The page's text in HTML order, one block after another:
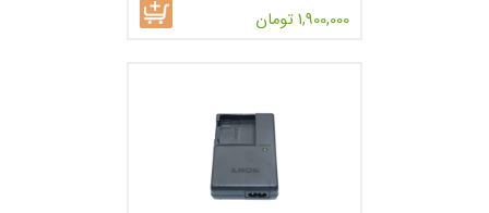
1,900,000 تومان